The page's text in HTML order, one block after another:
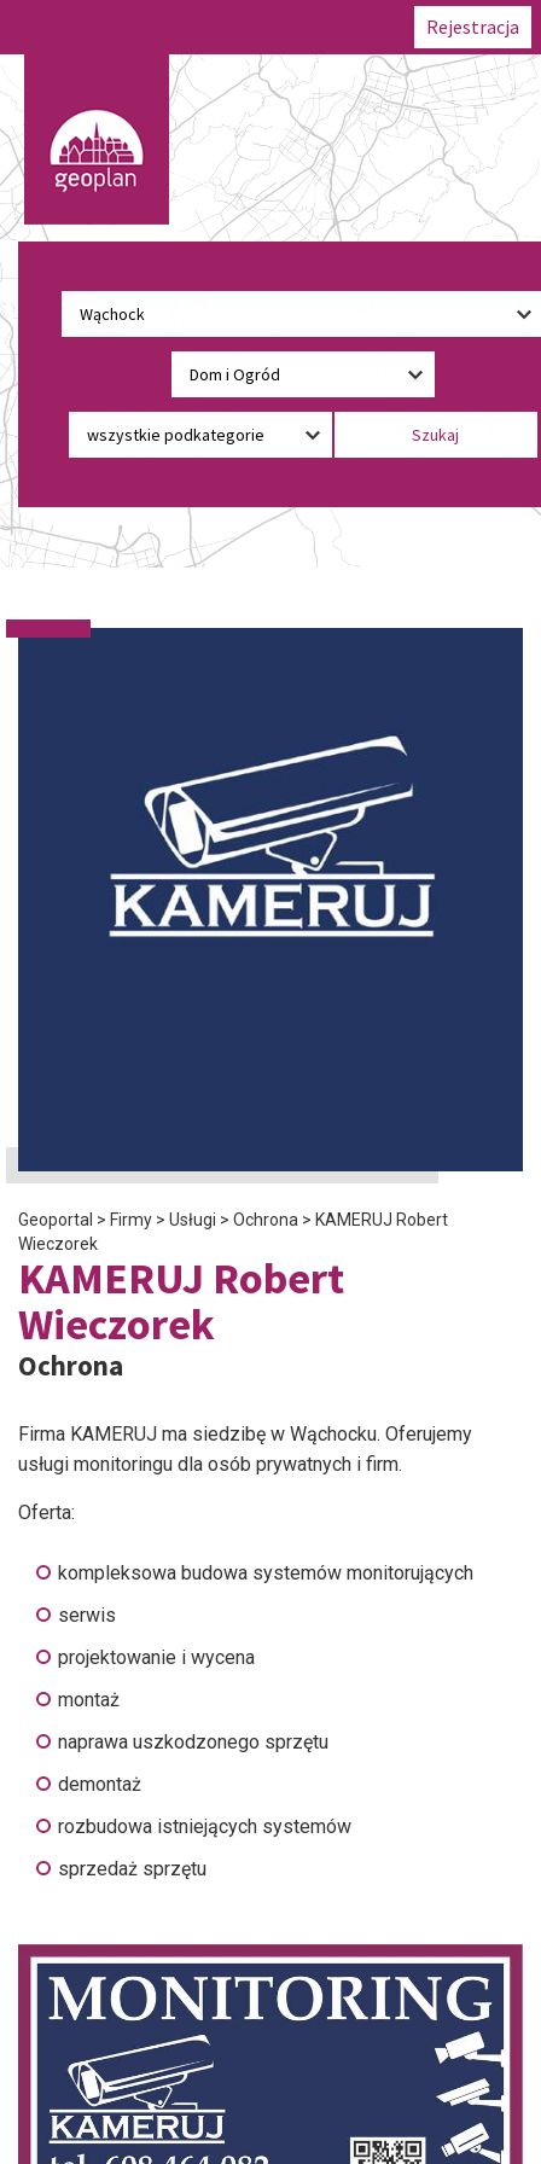
Rejestracja
Geoportal > Firmy > Usługi > Ochrona > KAMERUJ Robert
Wieczorek
KAMERUJ Robert
Wieczorek
Ochrona
Firma KAMERUJ ma siedzibę w Wąchocku. Oferujemy
usługi monitoringu dla osób prywatnych i firm.
Oferta:
kompleksowa budowa systemów monitorujących
serwis
projektowanie i wycena
montaż
naprawa uszkodzonego sprzętu
demontaż
rozbudowa istniejących systemów
sprzedaż sprzętu